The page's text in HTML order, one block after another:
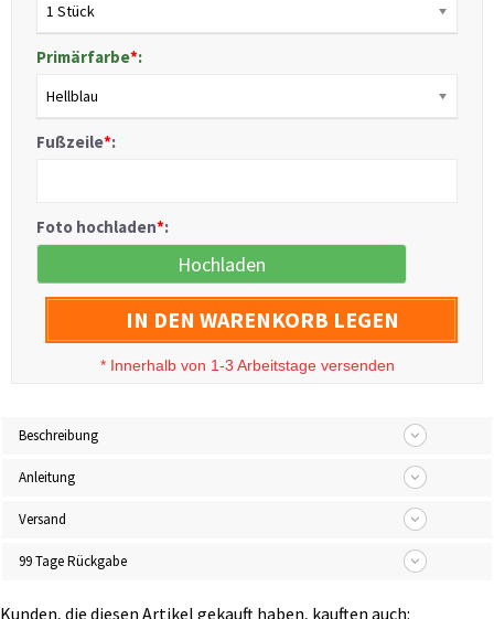
1 Stück
Primärfarbe*:
Hellblau
Fußzeile*:
Foto hochladen*:
Hochladen
IN DEN WARENKORB LEGEN
* Innerhalb von 1-3 Arbeitstage versenden
Beschreibung
Anleitung
Versand
99 Tage Rückgabe
Kunden, die diesen Artikel gekauft haben, kauften auch: